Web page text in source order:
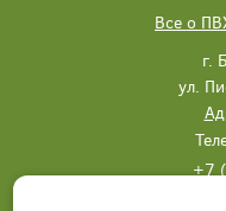
Все о
г.
ул.
+7